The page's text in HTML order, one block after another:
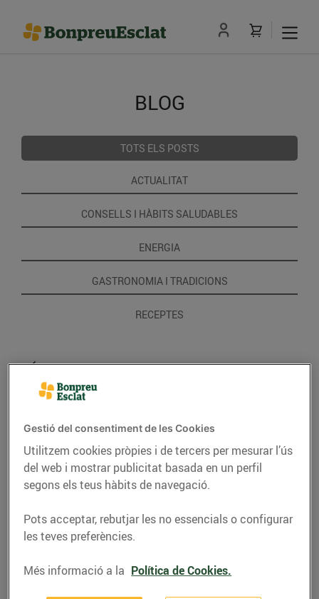
BLOG
TOTS ELS POSTS
ACTUALITAT
CONSELLS I HÀBITS SALUDABLES
ENERGIA
GASTRONOMIA I TRADICIONS
RECEPTES
RECEPTES
Peus de porc amb
bolets
Gestió del consentiment de les Cookies
Utilitzem cookies pròpies i de tercers per mesurar l’ús
del web i mostrar publicitat basada en un perfil
segons els teus hàbits de navegació.
Pots acceptar, rebutjar les no essencials o configurar
les teves preferències.
Més informació a la Política de Cookies.